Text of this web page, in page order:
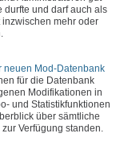
durfte und darf auch als
mehr oder
neuen Mod-Datenbank
für die Datenbank
Modifikationen in
und Statistikfunktionen
über sämtliche
Verfügung standen.